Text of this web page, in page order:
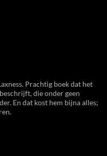
Prachtig boek dat het
die onder geen
En dat kost hem bijna alles;